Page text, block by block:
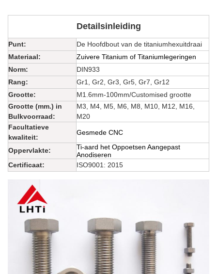
Detailsinleiding
Punt:
De Hoofdbout van de titaniumhexuitdraai
Materiaal:
Zuivere Titanium of Titaniumlegeringen
Norm:
DIN933
Rang:
Gr1,
Gr2, Gr3, Gr5, Gr7, Gr12
Grootte:
M1.6mm-100mm/Customised grootte
Grootte (mm.) in
Bulkvoorraad:
M3, M4, M5, M6, M8, M10, M12, M16,
M20
Facultatieve
kwaliteit:
Gesmede CNC
Oppervlakte:
Ti-aard het Oppoetsen Aangepast
Anodiseren
Certificaat:
ISO9001: 2015